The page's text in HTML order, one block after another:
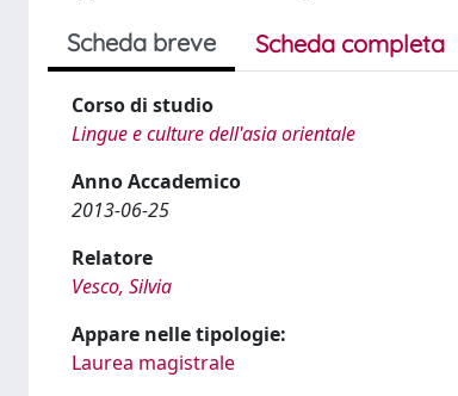
Scheda breve Scheda completa
Corso di studio
Lingue e culture dell'asia orientale
Anno Accademico
2013-06-25
Relatore
Vesco, Silvia
Appare nelle tipologie:
Laurea magistrale